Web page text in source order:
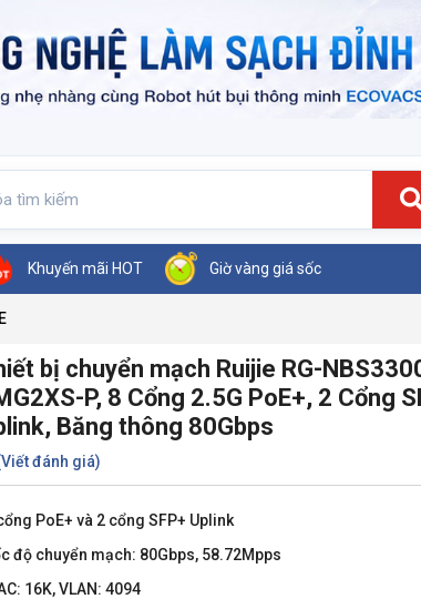
Khuyến mãi HOT Giờ vàng giá sốc
bị chuyển mạch Ruijie RG-
P, 8 Cổng 2.5G PoE+, 2 Cổng
Băng thông 80Gbps
đánh giá)
PoE+ và 2 cổng SFP+ Uplink
độ chuyển mạch: 80Gbps, 58.72Mpps
16K, VLAN: 4094